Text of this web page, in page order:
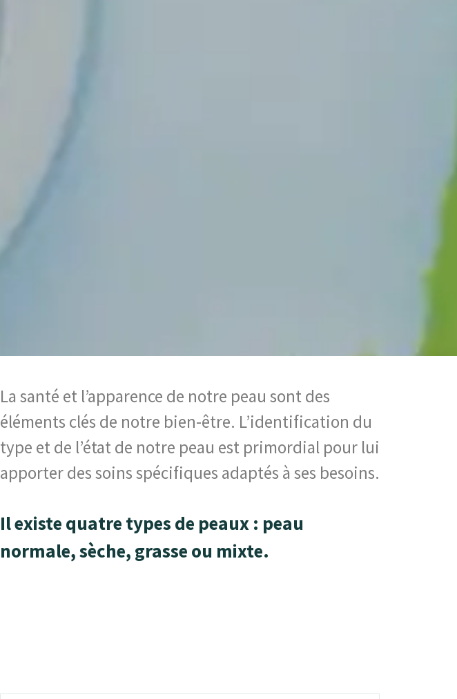
La santé et l’apparence de notre peau sont des
éléments clés de notre bien-être. L’identification du
type et de l’état de notre peau est primordial pour lui
apporter des soins spécifiques adaptés à ses besoins.
Il existe quatre types de peaux : peau
normale, sèche, grasse ou mixte.